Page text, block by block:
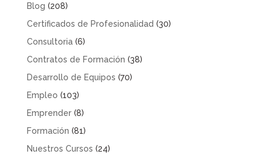
Blog (208)
Certificados de Profesionalidad (30)
Consultoria(6)
Contratos de Formación (38)
Desarrollo de Equipos (70)
Empleo (103)
Emprender(8)
Formación (81)
Nuestros Cursos (24)